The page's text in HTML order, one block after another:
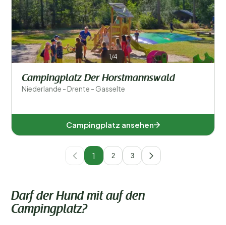
1/4
Campingplatz Der Horstmannswald
Niederlande - Drente - Gasselte
Campingplatz ansehen
1 2 3
Darf der Hund mit auf den
Campingplatz?